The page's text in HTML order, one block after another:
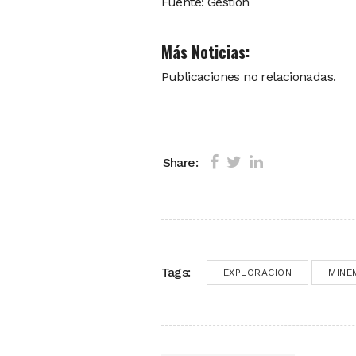
Más Noticias:
Publicaciones no relacionadas.
Share:
Tags: EXPLORACION